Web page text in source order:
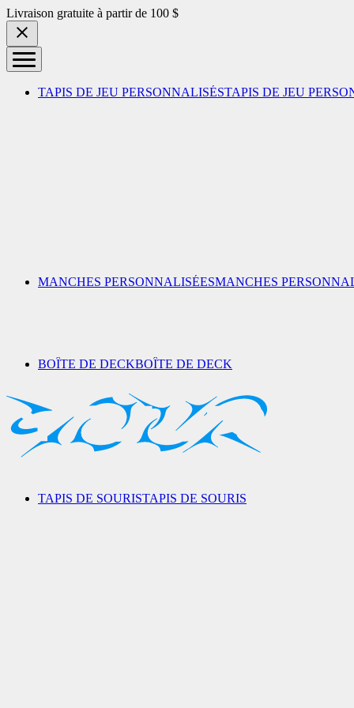
Skip to content
Livraison gratuite à partir de 100 $
TAPIS DE JEU PERSONNALISÉSTAPIS DE JEU
MANCHES PERSONNALISÉESMANCHES
BOÎTE DE DECKBOÎTE DE DECK
TAPIS DE SOURISTAPIS DE SOURIS